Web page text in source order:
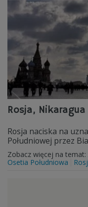
Rosja, Nikaragua
Rosja naciska na
Południowej przez
Zobacz więcej na temat:
Osetia Południowa